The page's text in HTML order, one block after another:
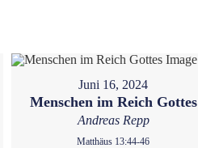
Juni 16, 2024
Menschen im Reich Gottes
Andreas Repp
Matthäus 13:44-46